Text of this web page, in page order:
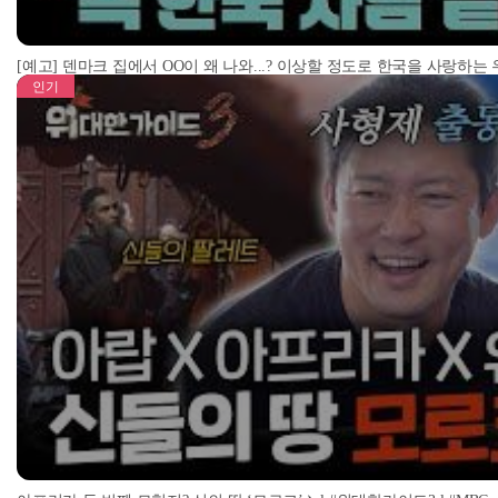
[예고] 덴마크 집에서 OO이 왜 나와...? 이상할 정도로 한국을 사랑하는
인기